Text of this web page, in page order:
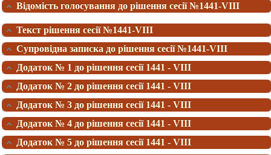
Відомість голосування до рішення сесії №1441-VIII
Текст рішення сесії №1441-VIII
Супровідна записка до рішення сесії №1441-VIII
Додаток № 1 до рішення сесії 1441 - VIII
Додаток № 2 до рішення сесії 1441 - VIII
Додаток № 3 до рішення сесії 1441 - VIII
Додаток № 4 до рішення сесії 1441 - VIII
Додаток № 5 до рішення сесії 1441 - VIII